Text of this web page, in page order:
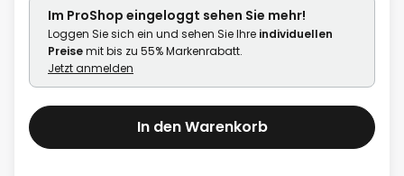
Im ProShop eingeloggt sehen Sie mehr!
Loggen Sie sich ein und sehen Sie Ihre individuellen
Preisemit bis zu 55% Markenrabatt.
Jetzt anmelden
In den Warenkorb